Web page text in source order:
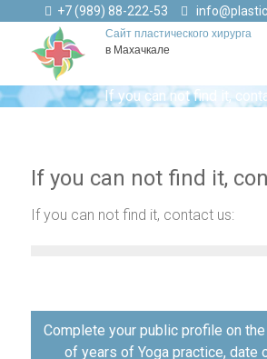
+7 (989) 88-222-53
Сайт пластического хирурга
в Махачкале
If you can not find it,
If you can not find it,
If you can not find it, contact us:
Навигация
Complete your public profile on
of years of Yoga practice, date